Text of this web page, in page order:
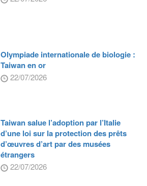
Olympiade internationale de biologie :
Taiwan en or
22/07/2026
Taiwan salue l’adoption par l’Italie
d’une loi sur la protection des prêts
d’œuvres d’art par des musées
étrangers
22/07/2026